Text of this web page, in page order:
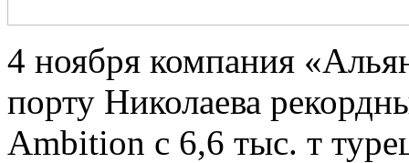
4 ноября компания
порту Николаева
Ambition c 6,6 тыс. т